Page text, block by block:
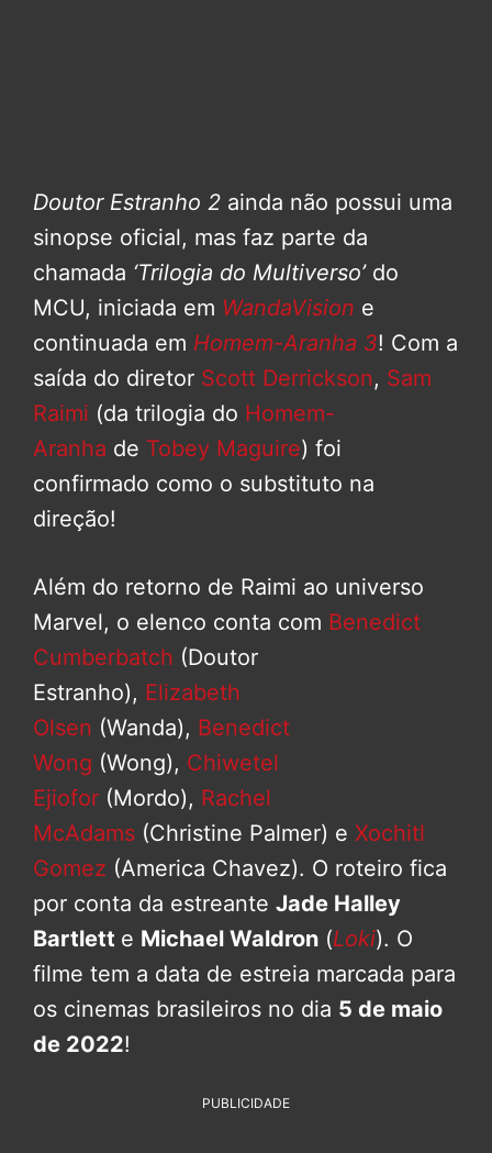
Doutor Estranho 2 ainda não possui uma
sinopse oficial, mas faz parte da
chamada ‘Trilogia do Multiverso’do
MCU, iniciada em WandaVision e
continuada em Homem-Aranha 3! Com a
saída do diretor Scott Derrickson, Sam
Raimi (da trilogia do Homem-
Aranha de Tobey Maguire) foi
confirmado como o substituto na
direção!
Além do retorno de Raimi ao universo
Marvel, o elenco conta com Benedict
Cumberbatch (Doutor
Estranho), Elizabeth
Olsen (Wanda), Benedict
Wong (Wong), Chiwetel
Ejiofor (Mordo), Rachel
McAdams (Christine Palmer) e Xochitl
Gomez (America Chavez). O roteiro fica
por conta da estreante Jade Halley
Bartlett e Michael Waldron (Loki). O
filme tem a data de estreia marcada para
os cinemas brasileiros no dia 5 de maio
de 2022!
PUBLICIDADE